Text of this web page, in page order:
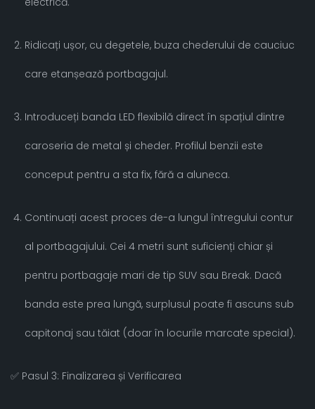
Ridicați ușor, cu degetele, buza chederului de cauciuc
care etanșează portbagajul.
Introduceți banda LED flexibilă direct în spațiul dintre
caroseria de metal și cheder. Profilul benzii este
conceput pentru a sta fix, fără a aluneca.
Continuați acest proces de-a lungul întregului contur
al portbagajului. Cei 4 metri sunt suficienți chiar și
pentru portbagaje mari de tip SUV sau Break. Dacă
banda este prea lungă, surplusul poate fi ascuns sub
capitonaj sau tăiat (doar în locurile marcate special).
✅ Pasul 3: Finalizarea și Verificarea